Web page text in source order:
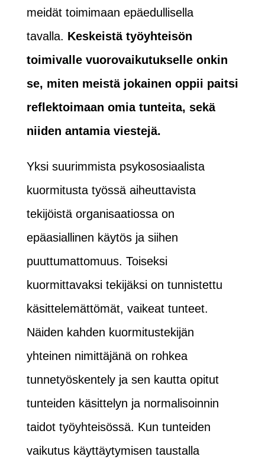
meidät toimimaan epäedullisella
tavalla. Keskeistä työyhteisön
toimivalle vuorovaikutukselle onkin
se, miten meistä jokainen oppii paitsi
reflektoimaan omia tunteita, sekä
niiden antamia viestejä.
Yksi suurimmista psykososiaalista
kuormitusta työssä aiheuttavista
tekijöistä organisaatiossa on
epäasiallinen käytös ja siihen
puuttumattomuus. Toiseksi
kuormittavaksi tekijäksi on tunnistettu
käsittelemättömät, vaikeat tunteet.
Näiden kahden kuormitustekijän
yhteinen nimittäjänä on rohkea
tunnetyöskentely ja sen kautta opitut
tunteiden käsittelyn ja normalisoinnin
taidot työyhteisössä. Kun tunteiden
vaikutus käyttäytymisen taustalla